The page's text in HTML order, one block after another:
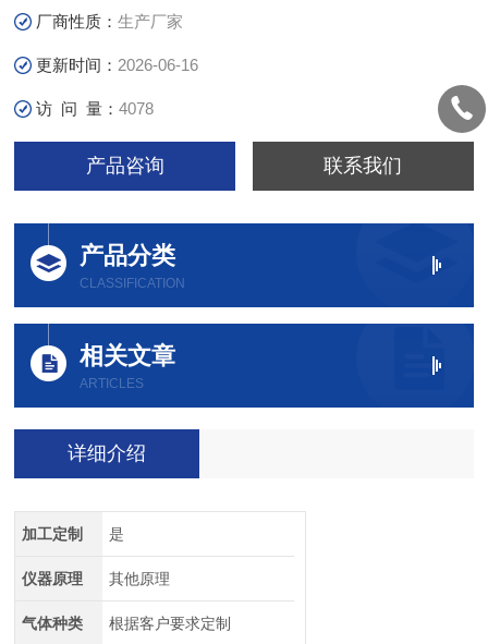
厂商性质：生产厂家
更新时间： 2026-06-16
访 问 量：4078
产品咨询 联系我们
产品分类
CLASSIFICATION
相关文章
ARTICLES
详细介绍
加工定制 是
仪器原理 其他原理
气体种类 根据客户要求定制